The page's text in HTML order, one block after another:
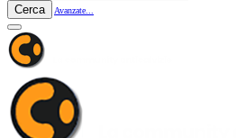
Cerca Avanzate...